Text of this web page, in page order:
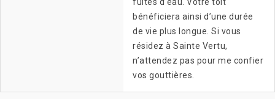
fuites d’eau. Votre toit
bénéficiera ainsi d’une durée
de vie plus longue. Si vous
résidez à Sainte Vertu,
n’attendez pas pour me confier
vos gouttières.